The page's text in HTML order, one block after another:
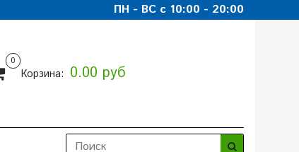
ПН - ВС с 10:00 - 20:00
0
Корзина: 0.00 руб